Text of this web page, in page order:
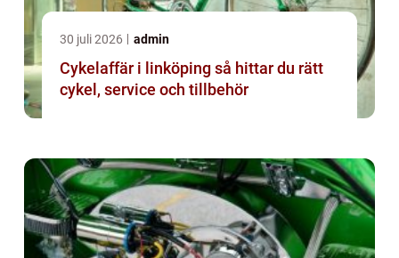
30 juli 2026 admin
Cykelaffär i linköping så hittar du rätt
cykel, service och tillbehör